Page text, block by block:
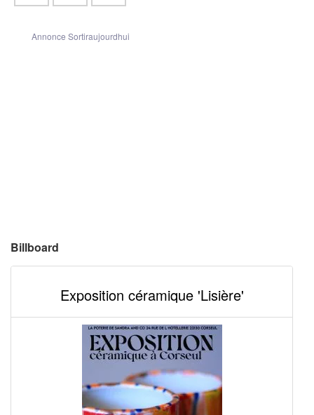
Annonce Sortiraujourdhui
Billboard
Exposition céramique 'Lisière'